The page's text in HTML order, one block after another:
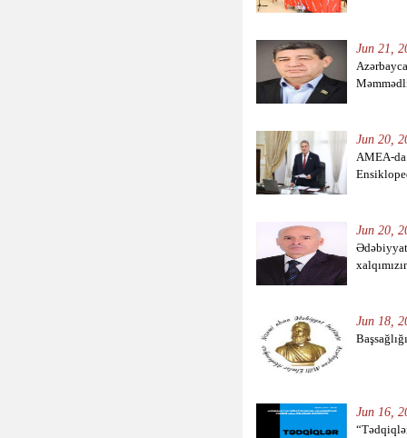
Jun 21,
Jun 20,
AMEA-da
Jun 20,
Jun 18,
Başsağlığı
Jun 16,